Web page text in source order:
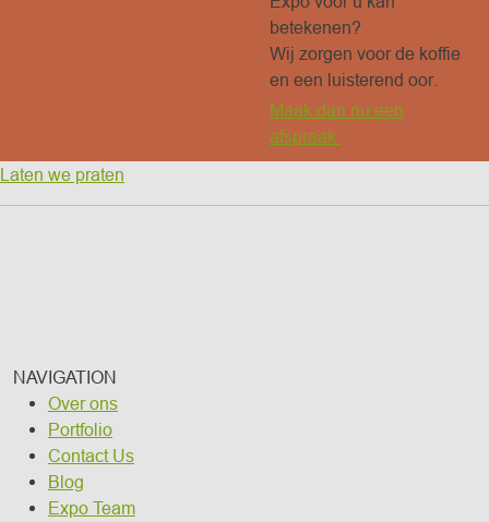
betekenen?
Wij zorgen voor de koffie
en een luisterend oor.
Maak dan nu een
afspraak.
Laten we praten
NAVIGATION
Over ons
Portfolio
Contact Us
Blog
Expo Team